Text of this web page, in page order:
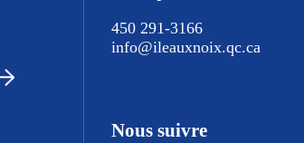
450 291-3166
info@ileauxnoix.qc.ca
Nous suivre